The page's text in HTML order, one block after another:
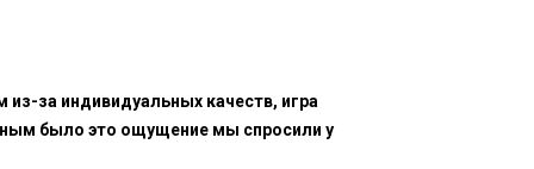
за индивидуальных качеств, игра
было это ощущение мы спросили у